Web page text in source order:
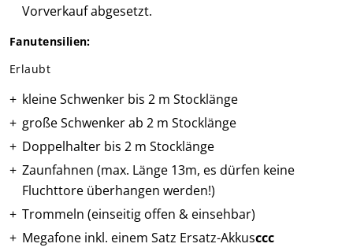
Vorverkauf abgesetzt.
Fanutensilien:
Erlaubt
kleine Schwenker bis 2 m Stocklänge
große Schwenker ab 2 m Stocklänge
Doppelhalter bis 2 m Stocklänge
Zaunfahnen (max. Länge 13m, es dürfen keine
Fluchttore überhangen werden!)
Trommeln (einseitig offen & einsehbar)
Megafone inkl. einem Satz Ersatz-Akkusccc